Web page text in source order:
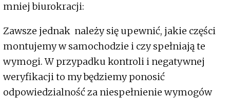
mniej biurokracji:
Zawsze jednak należy się upewnić, jakie części
montujemy w samochodzie i czy spełniają te
wymogi. W przypadku kontroli i negatywnej
weryfikacji to my będziemy ponosić
odpowiedzialność za niespełnienie wymogów